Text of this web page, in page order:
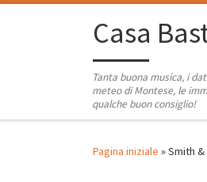
Passa al contenutoCasa
Tanta buona musica, i
meteo di Montese, le
qualche buon consiglio!
Pagina iniziale »Smith